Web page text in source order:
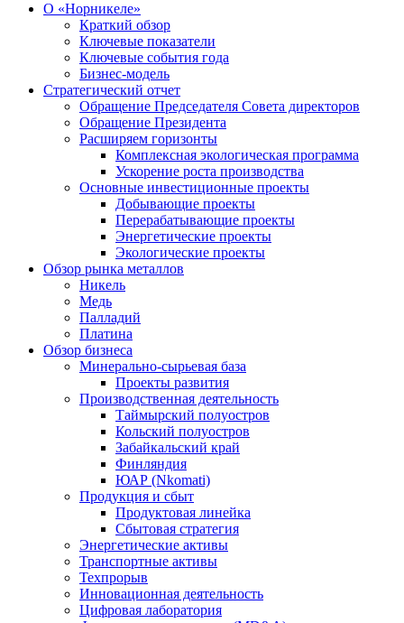
О «Норникеле»
Краткий обзор
Ключевые показатели
Ключевые события года
Бизнес-модель
Стратегический отчет
Обращение Председателя Совета директоров
Обращение Президента
Расширяем горизонты
Комплексная экологическая программа
Ускорение роста производства
Основные инвестиционные проекты
Добывающие проекты
Перерабатывающие проекты
Энергетические проекты
Экологические проекты
Обзор рынка металлов
Никель
Медь
Палладий
Платина
Обзор бизнеса
Минерально-сырьевая база
Проекты развития
Производственная деятельность
Таймырский полуостров
Кольский полуостров
Забайкальский край
Финляндия
ЮАР (Nkomati)
Продукция и сбыт
Продуктовая линейка
Сбытовая стратегия
Энергетические активы
Транспортные активы
Техпрорыв
Инновационная деятельность
Цифровая лаборатория